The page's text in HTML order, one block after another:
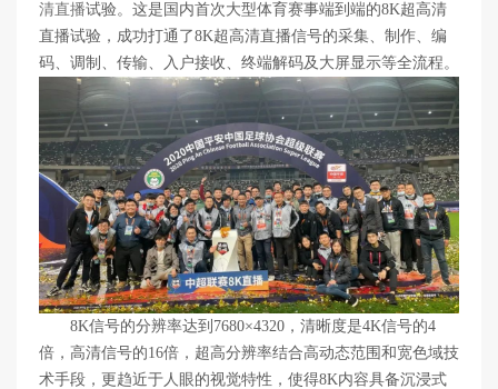
清直播试验。这是国内首次大型体育赛事端到端的8K超高清
直播试验，成功打通了8K超高清直播信号的采集、制作、编
码、调制、传输、入户接收、终端解码及大屏显示等全流程。
8K信号的分辨率达到7680×4320，清晰度是4K信号的4
倍，高清信号的16倍，超高分辨率结合高动态范围和宽色域技
术手段，更趋近于人眼的视觉特性，使得8K内容具备沉浸式